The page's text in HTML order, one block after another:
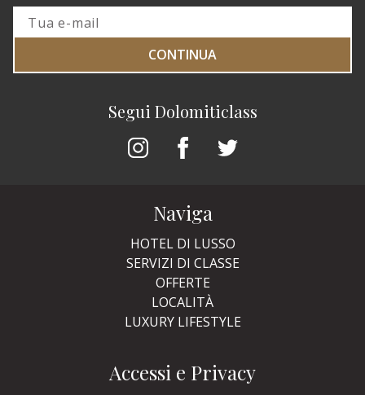
Segui Dolomiticlass
CONTINUA
Naviga
HOTEL DI LUSSO
SERVIZI DI CLASSE
OFFERTE
LOCALITÀ
LUXURY LIFESTYLE
Accessi e Privacy